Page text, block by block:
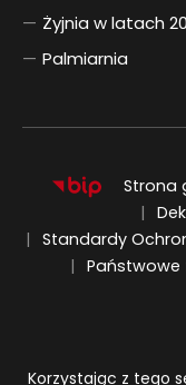
Żyjnia w latach
Palmiarnia
Strona
Standardy
Państwowe
Informacja
Korzystając z tego